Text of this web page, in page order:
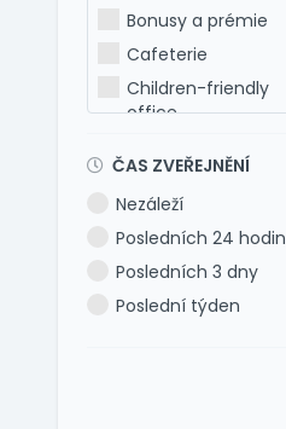
Latina
Litevština
Lotyšština
Maďarština
Makedonština
Polština
Portugalština
Rumunština
Ruština
Bonusy a prémie
Cafeterie
Children-friendly
office
Dovolená 6 týdnů
Dovolená navíc
Firemní akce
Firemní fitness
ČAS ZVEŘEJNĚNÍ
Nezáleží
Posledních 24 hodin
Posledních 3 dny
Poslední týden